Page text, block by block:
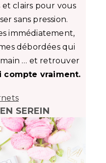
clairs pour vous
sans pression.
immédiatement,
débordées qui
… et retrouver
compte vraiment.
SEREIN